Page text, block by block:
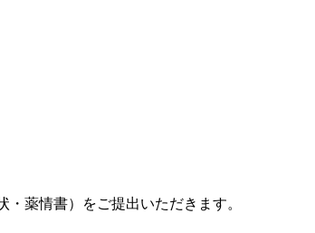
薬情書）をご提出いただきます。